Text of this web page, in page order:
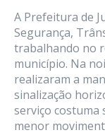
A Prefeitura de
Segurança,
trabalhando no
município. Na
realizaram a
sinalização
serviço costuma
menor